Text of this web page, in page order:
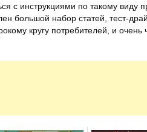
с инструкциями по такому виду
большой набор статей, тест-
кругу потребителей, и очень